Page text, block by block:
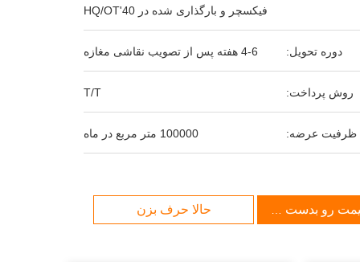
فیکسچر و بارگذاری شده در 40'HQ/OT
دوره تحویل: 4-6 هفته پس از تصویب نقاشی مغازه
روش پرداخت: T/T
ظرفیت عرضه: 100000 متر مربع در ماه
رو بدست بیار حالا حرف بزن